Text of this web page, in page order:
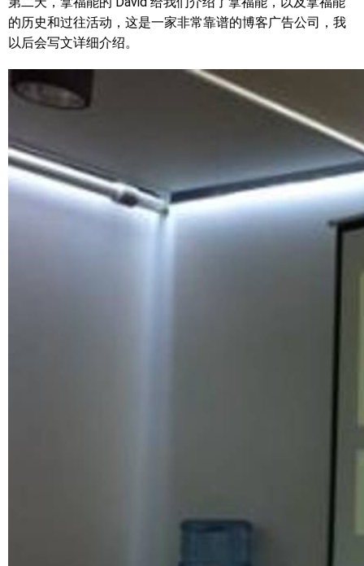
的历史和过往活动，这是一家非常靠谱的博客广告公司，我
以后会写文详细介绍。